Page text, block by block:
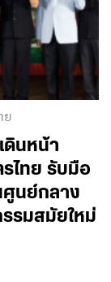
ย
ดินหน้า
ไทย รับมือ
ศูนย์กลาง
รมสมัยใหม่